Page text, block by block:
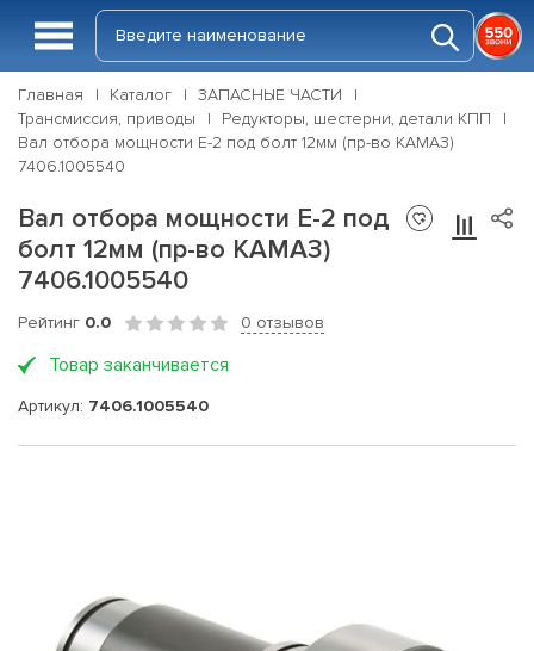
Главная Каталог
ЗАПАСНЫЕ ЧАСТИ
Трансмиссия, приводы
Редукторы, шестерни, детали КПП
Вал отбора мощности Е-2 под болт 12мм (пр-во КАМАЗ)
7406.1005540
Вал отбора мощности Е-2 под
болт 12мм (пр-во КАМАЗ)
7406.1005540
Рейтинг 0.0 0 отзывов
Товар заканчивается
Артикул: 7406.1005540